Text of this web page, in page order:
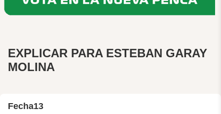
EXPLICAR PARA ESTEBAN GARAY
MOLINA
Fecha13